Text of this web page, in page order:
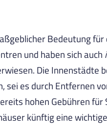
Bedeutung
und haben sich auch
Die Innenstädte
sei es durch Entfernen
hohen Gebühren
künftig eine